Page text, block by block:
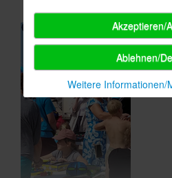
Akzeptieren/
Ablehnen/
Weitere Informationen/